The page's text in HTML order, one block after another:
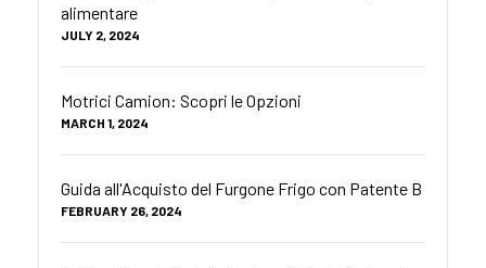
alimentare
JULY 2, 2024
Motrici Camion: Scopri le Opzioni
MARCH 1, 2024
Guida all'Acquisto del Furgone Frigo con Patente B
FEBRUARY 26, 2024